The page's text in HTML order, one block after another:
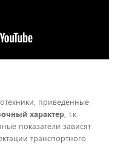
приведенные
характер, т.к.
показатели зависят
транспортного